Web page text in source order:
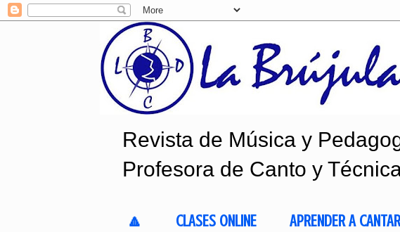
Revista de Música y
Profesora de Canto y
🔼 CLASES ONLINE APRENDER A CANTAR